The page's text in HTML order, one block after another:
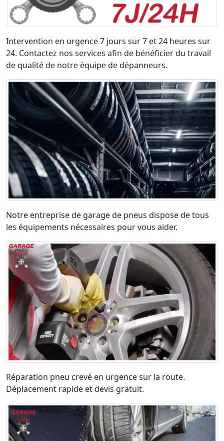
Intervention en urgence 7 jours sur 7 et 24 heures sur
24. Contactez nos services afin de bénéficier du travail
de qualité de notre équipe de dépanneurs.
Notre entreprise de garage de pneus dispose de tous
les équipements nécessaires pour vous aider.
Réparation pneu crevé en urgence sur la route.
Déplacement rapide et devis gratuit.